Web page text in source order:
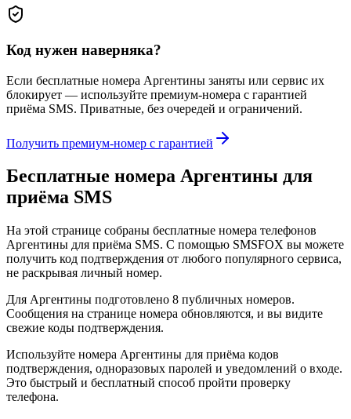
Код нужен наверняка?
Если бесплатные номера Аргентины заняты или сервис их
блокирует — используйте премиум-номера с гарантией
приёма SMS. Приватные, без очередей и ограничений.
Получить премиум-номер с гарантией
Бесплатные номера Аргентины для
приёма SMS
На этой странице собраны бесплатные номера телефонов
Аргентины для приёма SMS. С помощью SMSFOX вы можете
получить код подтверждения от любого популярного сервиса,
не раскрывая личный номер.
Для Аргентины подготовлено 8 публичных номеров.
Сообщения на странице номера обновляются, и вы видите
свежие коды подтверждения.
Используйте номера Аргентины для приёма кодов
подтверждения, одноразовых паролей и уведомлений о входе.
Это быстрый и бесплатный способ пройти проверку
телефона.